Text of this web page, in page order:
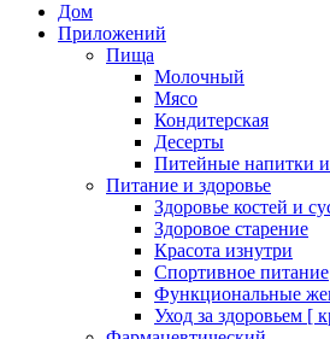
Дом
Приложений
Пища
Молочный
Мясо
Кондитерская
Десерты
Питейные напитки
Питание и здоровье
Здоровье костей и
Здоровое старение
Красота изнутри
Спортивное питание
Функциональные
Уход за здоровьем [